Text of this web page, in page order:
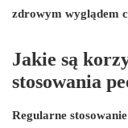
zdrowym wyglądem
Jakie są
stosowania
Regularne